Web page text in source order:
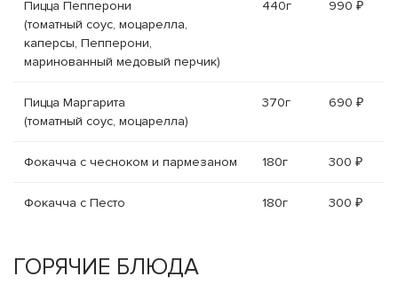
Пицца Пепперони
(томатный соус, моцарелла,
каперсы, Пепперони,
маринованный медовый перчик)
440г 990 ₽
Пицца Маргарита
(томатный соус, моцарелла)
370г 690 ₽
Фокачча с чесноком и пармезаном 180г 300 ₽
Фокачча с Песто 180г 300 ₽
ГОРЯЧИЕ БЛЮДА